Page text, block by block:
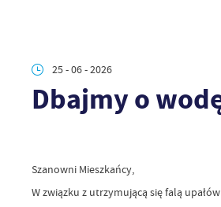
25 - 06 - 2026
Dbajmy o
Szanowni Mieszkańcy,
W związku z utrzymującą się falą